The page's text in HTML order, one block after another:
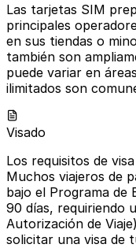
Las tarjetas SIM
principales
en sus tiendas o
también son
puede variar en
ilimitados son
Visado
Los requisitos de
Muchos viajeros de
bajo el Programa de
90 días, requiriendo
Autorización de
solicitar una visa de